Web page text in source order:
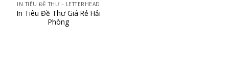
IN TIÊU ĐỀ THƯ – LETTERHEAD
In Tiêu Đề Thư Giá Rẻ Hải
Phòng